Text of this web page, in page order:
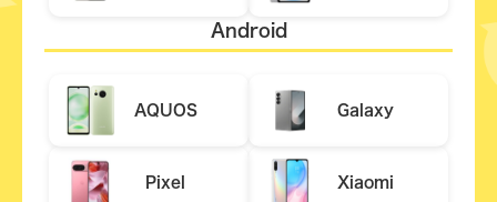
Android
AQUOS Galaxy
Pixel Xiaomi